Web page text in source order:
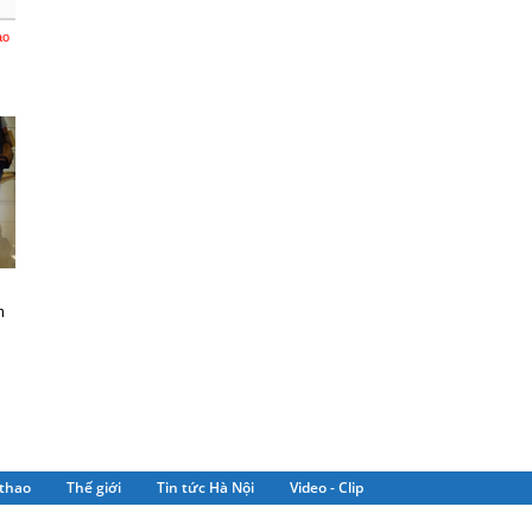
Thế giới Tin tức Hà Nội Video - Clip